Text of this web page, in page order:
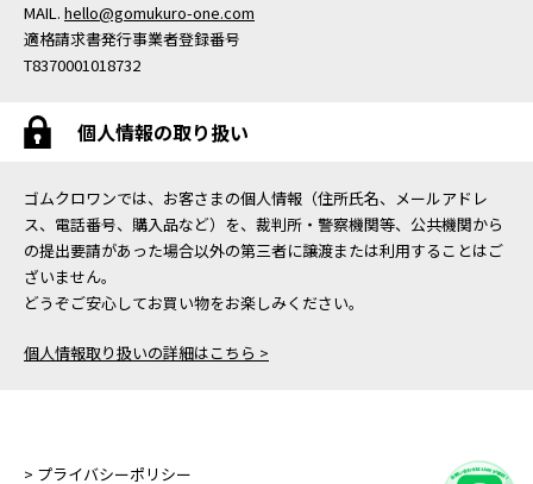
MAIL. hello@gomukuro-one.com
適格請求書発行事業者登録番号
T8370001018732
個人情報の取り扱い
ゴムクロワンでは、お客さまの個人情報（住所氏名、メールアドレ
ス、電話番号、購入品など）を、裁判所・警察機関等、公共機関から
の提出要請があった場合以外の第三者に譲渡または利用することはご
ざいません。
どうぞご安心してお買い物をお楽しみください。
個人情報取り扱いの詳細はこちら >
> プライバシーポリシー